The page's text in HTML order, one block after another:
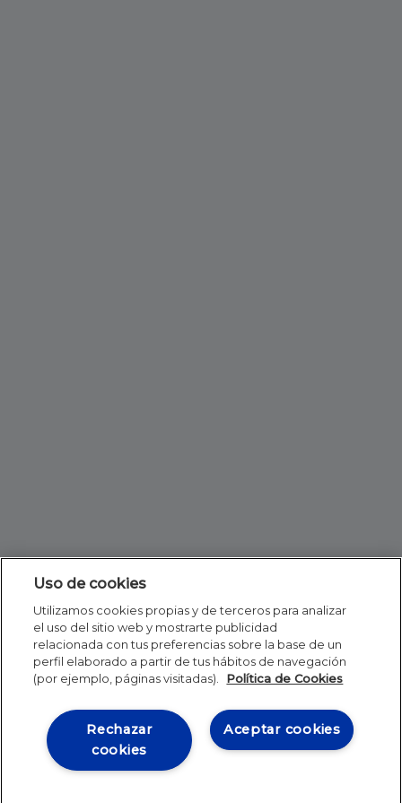
Uso de cookies
Utilizamos cookies propias y de terceros para analizar
el uso del sitio web y mostrarte publicidad
relacionada con tus preferencias sobre la base de un
perfil elaborado a partir de tus hábitos de navegación
(por ejemplo, páginas visitadas).
Política de Cookies
Aceptar cookies
Rechazar
cookies